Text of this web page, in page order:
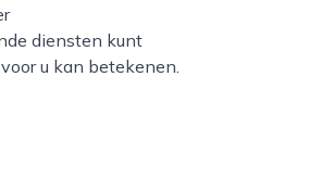
diensten kunt
u kan betekenen.